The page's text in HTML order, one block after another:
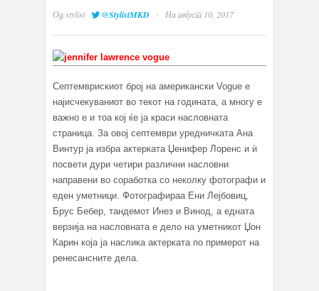
Одstylist @StylistMKD · На август 10, 2017
Септемврискиот број на американски Vogue е
најисчекуваниот во текот на годината, a многу е
важно e и тоа кој ќе ја краси насловната
страница. За овој септември уредничката Ана
Винтур ја избра актерката Џенифер Лоренс и ѝ
посвети дури четири различни насловни
направени во соработка со неколку фотографи и
еден уметници. Фотографираа Ени Лејбовиц,
Брус Бебер, тандемот Инез и Винод, а едната
верзија на насловната е дело на уметникот Џон
Карин која ја наслика актерката по примерот на
ренесансните дела.